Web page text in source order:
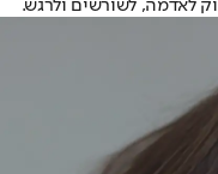
לאדמה, לשורשים ולרגש.